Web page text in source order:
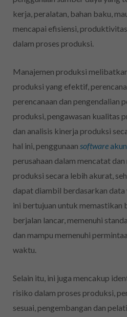
kerja, peralatan, bahan baku,
mencapai efisiensi,
dalam proses produksi.
Manajemen produksi
produksi yang efektif,
perencanaan dan pengendalian
produksi, pengawasan kualitas
dan analisis kinerja produksi
hal ini, penggunaan software
perusahaan dalam mencatat
produksi secara lebih akurat,
dapat diambil berdasarkan
ini bertujuan untuk memastikan
berjalan lancar, memenuhi
dan mampu memenuhi
waktu.
Selain itu, ini juga mencakup
risiko dalam proses produksi,
sesuai, pengembangan dan